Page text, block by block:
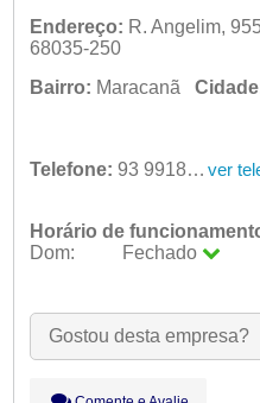
Endereço: R. Angelim,
68035-250
Bairro: Maracanã
Telefone: 93 99184-2877 ver
Horário de
Dom:
Fechado
Qua:
09:00 - 18:00
Qui:
09:00 - 18:00
Sáb:
Gostou desta empresa?